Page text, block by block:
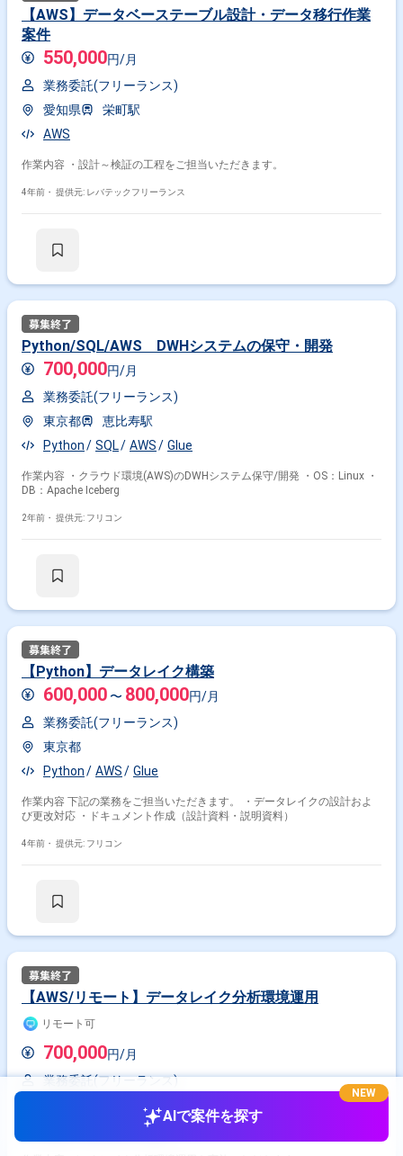
【AWS】データベーステーブル設計・データ移行作業
案件
550,000円/月
業務委託(フリーランス)
愛知県
栄町駅
AWS
作業内容 ・設計～検証の工程をご担当いただきます。
4年前・ 提供元: レバテックフリーランス
Python/SQL/AWS DWHシステムの保守・開発
700,000円/月
業務委託(フリーランス)
東京都
恵比寿駅
Python
SQL AWS Glue
作業内容 ・クラウド環境(AWS)のDWHシステム保守/開発 ・OS：Linux ・
DB：Apache Iceberg
2年前・ 提供元: フリコン
【Python】データレイク構築
600,000 〜 800,000円/月
業務委託(フリーランス)
東京都
Python
AWS Glue
作業内容 下記の業務をご担当いただきます。 ・データレイクの設計およ
び更改対応 ・ドキュメント作成（設計資料・説明資料）
4年前・ 提供元: フリコン
【AWS/リモート】データレイク分析環境運用
リモート可
700,000円/月
業務委託(フリーランス)
Glue
AIで案件を探す
NEW